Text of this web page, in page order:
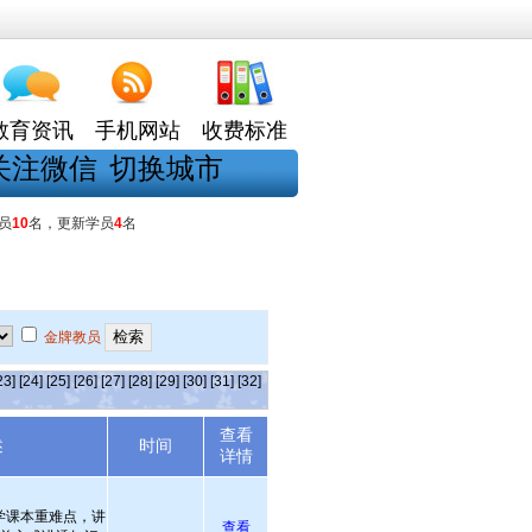
育资讯 手机网站 收费标准
注微信 切换城市
10名，更新学员4名
金牌教员
[24] [25] [26] [27] [28] [29] [30] [31] [32]
时间
查看
详情
课本重难点，讲
查看